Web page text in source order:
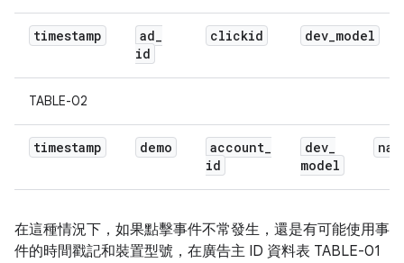
timestamp ad_
id
clickid dev_model
TABLE-02
timestamp demo account_
id
dev_
model
在這種情況下，如果點擊事件不常發生，還是有可能使用事
件的時間戳記和裝置型號，在廣告主 ID 資料表 TABLE-01